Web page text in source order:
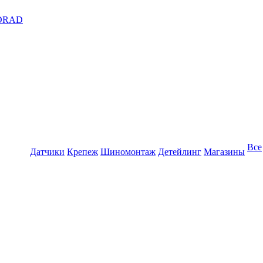
Датчики Крепеж Шиномонтаж Детейлинг Магазины Все